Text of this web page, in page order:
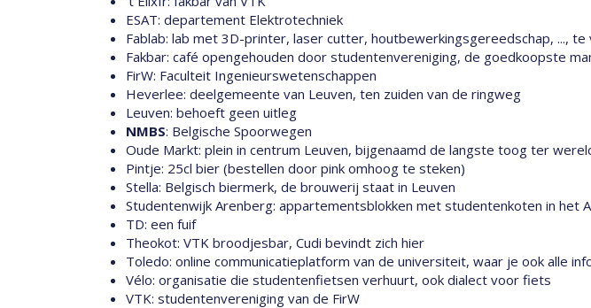
ESAT: departement Elektrotechniek
Fablab: lab met 3D-printer, laser cutter, houtbewerkingsgereedschap, ..., te
Fakbar: café opengehouden door studentenvereniging, de goedkoopste
FirW: Faculteit Ingenieurswetenschappen
Heverlee: deelgemeente van Leuven, ten zuiden van de ringweg
Leuven: behoeft geen uitleg
NMBS: Belgische Spoorwegen
Oude Markt: plein in centrum Leuven, bijgenaamd de langste toog ter
Pintje: 25cl bier (bestellen door pink omhoog te steken)
Stella: Belgisch biermerk, de brouwerij staat in Leuven
Studentenwijk Arenberg: appartementsblokken met studentenkoten in het
TD: een fuif
Theokot: VTK broodjesbar, Cudi bevindt zich hier
Toledo: online communicatieplatform van de universiteit, waar je ook alle
Vélo: organisatie die studentenfietsen verhuurt, ook dialect voor fiets
VTK: studentenvereniging van de FirW